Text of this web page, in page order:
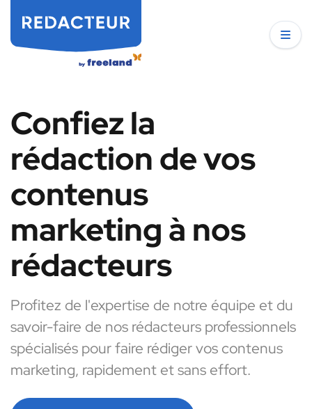
Confiez la
rédaction de vos
contenus
marketing à nos
rédacteurs
Profitez de l'expertise de notre équipe et du
savoir-faire de nos rédacteurs professionnels
spécialisés pour faire rédiger vos contenus
marketing, rapidement et sans effort.